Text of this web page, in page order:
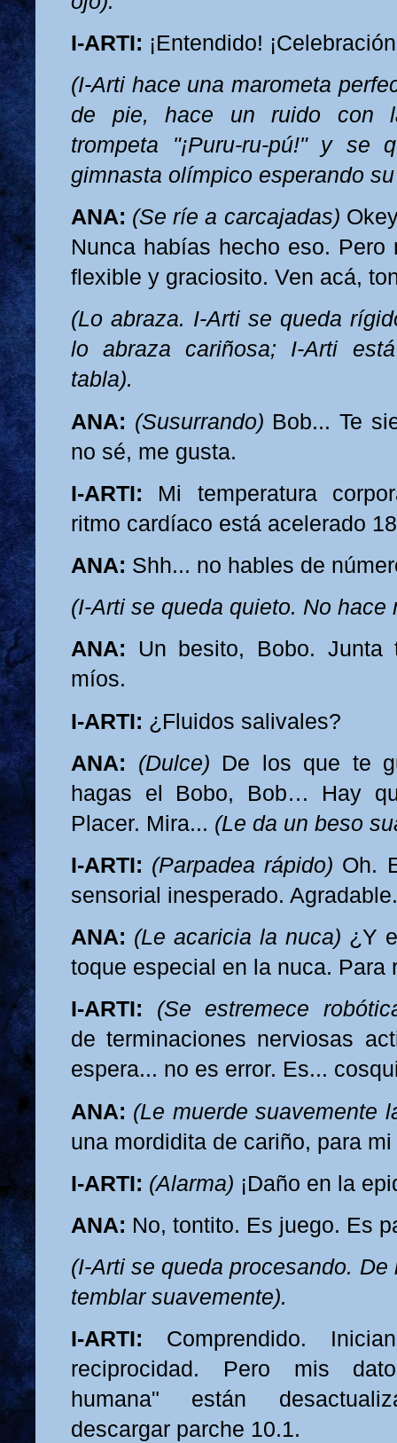
I-ARTI: ¡Entendido!
(I-Arti hace una marometa
de pie, hace un ruido con
trompeta "¡Puru-ru-pú!" y se
gimnasta olímpico esperando
ANA: (Se ríe a carcajadas)
Nunca habías hecho eso. Pero
flexible y graciosito. Ven acá,
(Lo abraza. I-Arti se queda
lo abraza cariñosa; I-Arti
tabla).
ANA: (Susurrando) Bob... Te
no sé, me gusta.
I-ARTI: Mi temperatura
ritmo cardíaco está acelerado
ANA: Shh... no hables de
(I-Arti se queda quieto. No hace
ANA: Un besito, Bobo.
míos.
I-ARTI: ¿Fluidos salivales?
ANA:
(Dulce) De los que te
hagas el Bobo, Bob… Hay
Placer. Mira... (Le da un beso
I-ARTI: (Parpadea rápido) Oh.
sensorial inesperado. Agradable.
ANA: (Le acaricia la nuca) ¿Y
toque especial en la nuca. Para
I-ARTI:
(Se estremece
de terminaciones nerviosas
espera... no es error. Es...
ANA: (Le muerde suavemente
una mordidita de cariño, para
I-ARTI: (Alarma) ¡Daño en la
ANA: No, tontito. Es juego. Es
(I-Arti se queda procesando.
temblar suavemente).
I-ARTI: Comprendido.
reciprocidad. Pero mis
humana" están
descargar parche 10.1.